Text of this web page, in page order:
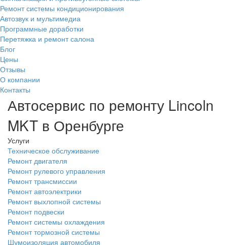
Ремонт системы кондиционирования
Автозвук и мультимедиа
Программные доработки
Перетяжка и ремонт салона
Блог
Цены
Отзывы
О компании
Контакты
Автосервис по ремонту Lincoln
MKT в Оренбурге
Услуги
Техническое обслуживание
Ремонт двигателя
Ремонт рулевого управления
Ремонт трансмиссии
Ремонт автоэлектрики
Ремонт выхлопной системы
Ремонт подвески
Ремонт системы охлаждения
Ремонт тормозной системы
Шумоизоляция автомобиля